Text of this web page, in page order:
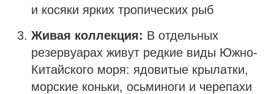
и косяки ярких тропических рыб
Живая коллекция: В отдельных
резервуарах живут редкие виды Южно-
Китайского моря: ядовитые крылатки,
морские коньки, осьминоги и черепахи